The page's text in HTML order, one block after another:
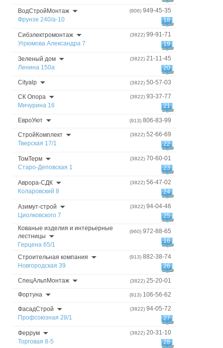
ВодСтройМонтаж
Фрунзе 240/а-10
(906) 949-45-35
18
Сибэлектромонтаж
Угрюмова Александра 7
(3822) 99-91-71
19
Зеленый дом
Ленина 150а
(3822) 21-11-45
20
Cityalp (3822) 50-57-03
СК Опора
Мичурина 16
(3822) 93-37-77
21
ЕвроУют (913) 806-83-99
СтройКомплект
Тверская 17/1
(3822) 52-66-69
22
ТомТерм
Старо-Деповская 1
(3822) 70-60-01
23
Аврора-СДК
Коларовский 8
(3822) 56-47-02
24
Азимут-строй
Циолковского 7
(3822) 94-04-46
25
Кованые изделия и интерьерные
лестницы
Герцена 65/1
(960) 972-88-65
16
Строительная компания
Новгородская 39
(913) 882-38-74
26
СпецАльпМонтаж (3822) 25-20-01
Фортуна
(913) 106-56-62
ФасадСтрой
Профсоюзная 28/1
(3822) 94-05-72
27
Феррум
Торговая 8-5
(3822) 20-31-10
28